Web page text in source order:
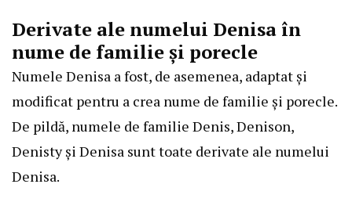
Derivate ale numelui Denisa în
nume de familie și porecle
Numele Denisa a fost, de asemenea, adaptat și
modificat pentru a crea nume de familie și porecle.
De pildă, numele de familie Denis, Denison,
Denisty și Denisa sunt toate derivate ale numelui
Denisa.